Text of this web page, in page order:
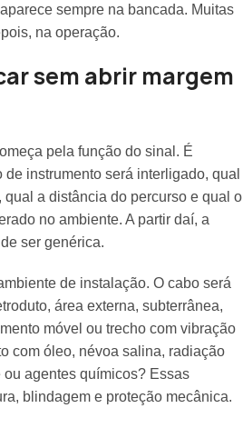
sempre na bancada. Muitas
na operação.
sem abrir margem
pela função do sinal. É
instrumento será interligado, qual
a distância do percurso e qual o
no ambiente. A partir daí, a
ser genérica.
de instalação. O cabo será
área externa, subterrânea,
móvel ou trecho com vibração
com óleo, névoa salina, radiação
agentes químicos? Essas
blindagem e proteção mecânica.